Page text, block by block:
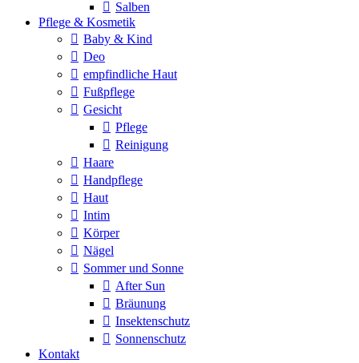
Salben
Pflege & Kosmetik
Baby & Kind
Deo
empfindliche Haut
Fußpflege
Gesicht
Pflege
Reinigung
Haare
Handpflege
Haut
Intim
Körper
Nägel
Sommer und Sonne
After Sun
Bräunung
Insektenschutz
Sonnenschutz
Kontakt